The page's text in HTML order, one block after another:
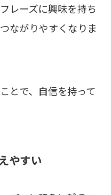
レーズに興味を持ち
ながりやすくなりま
とで、自信を持って
やすい